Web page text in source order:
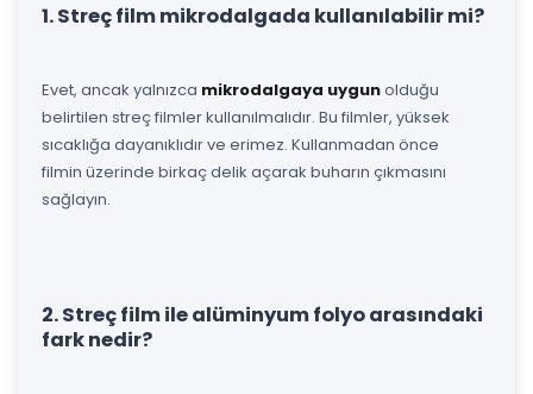
1. Streç film mikrodalgada kullanılabilir mi?
Evet, ancak yalnızca mikrodalgaya uygunolduğu
belirtilen streç filmler kullanılmalıdır. Bu filmler, yüksek
sıcaklığa dayanıklıdır ve erimez. Kullanmadan önce
filmin üzerinde birkaç delik açarak buharın çıkmasını
sağlayın.
2. Streç film ile alüminyum folyo arasındaki
fark nedir?